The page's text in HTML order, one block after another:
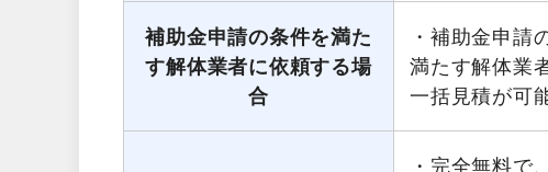
補助金申請の条件を満た
す解体業者に依頼する場
合
・補助金申請
満たす解体業
一括見積が可
・完全無料で